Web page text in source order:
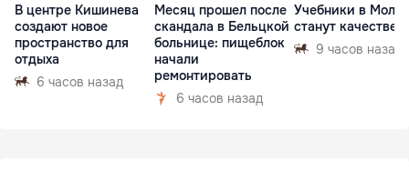
В центре Кишинева
создают новое
пространство для
отдыха
6 часов назад
Месяц прошел после
скандала в Бельцкой
больнице: пищеблок
начали
ремонтировать
6 часов назад
Учебники в
станут
9 часов назад